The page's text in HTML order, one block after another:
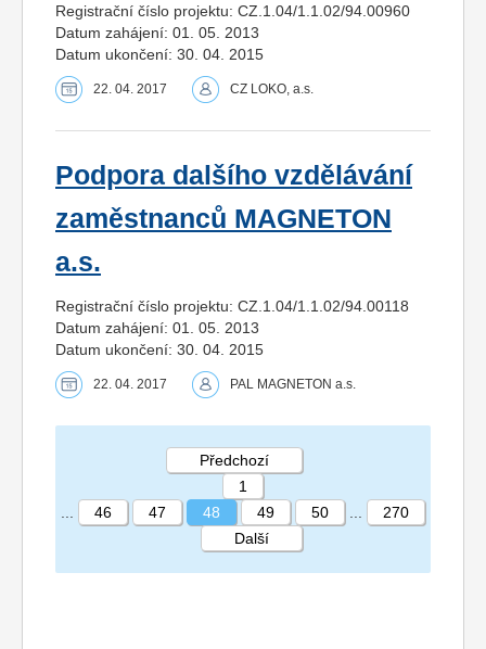
Registrační číslo projektu: CZ.1.04/1.1.02/94.00960
Datum zahájení: 01. 05. 2013
Datum ukončení: 30. 04. 2015
22. 04. 2017 CZ LOKO, a.s.
Podpora dalšího vzdělávání
zaměstnanců MAGNETON
a.s.
Registrační číslo projektu: CZ.1.04/1.1.02/94.00118
Datum zahájení: 01. 05. 2013
Datum ukončení: 30. 04. 2015
22. 04. 2017 PAL MAGNETON a.s.
STRÁNKA 48 270
Předchozí
1
46 47 48 49 50
270
Další